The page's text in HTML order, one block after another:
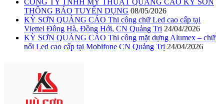
THÔNG BÁO TUYỂN DỤNG 08/05/2026
KỲ SƠN QUẢNG CÁO Thi công chữ Led cao cấp tại
Viettel Đông Hà, Đồng Hới, CN Quảng Trị 24/04/2026
KỲ SƠN QUẢNG CÁO Thi công mặt dựng Alumex – chữ
nổi Led cao cấp tại Mobifone CN Quảng Trị 24/04/2026